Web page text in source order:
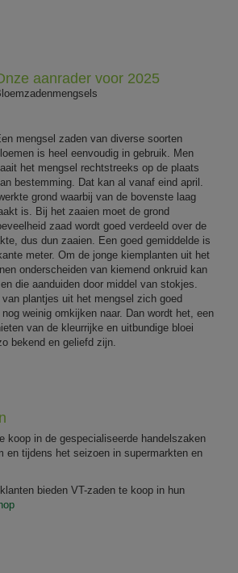
aanrader voor 2025
mengsel zaden van diverse soorten
is heel eenvoudig in gebruik. Men
het mengsel rechtstreeks op de plaats
bestemming. Dat kan al vanaf eind april.
grond waarbij van de bovenste laag
is. Bij het zaaien moet de grond
zaad wordt goed verdeeld over de
dus dun zaaien. Een goed gemiddelde is
meter. Om de jonge kiemplanten uit het
onderscheiden van kiemend onkruid kan
die aanduiden door middel van stokjes.
plantjes uit het mengsel zich goed
weinig omkijken naar. Dan wordt het, een
van de kleurrijke en uitbundige bloei
bekend en geliefd zijn.
koop in de gespecialiseerde handelszaken
en tijdens het seizoen in supermarkten en
bieden VT-zaden te koop in hun